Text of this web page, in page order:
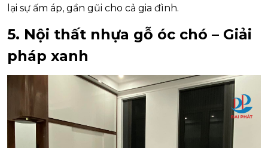
lại sự ấm áp, gần gũi cho cả gia đình.
5. Nội thất nhựa gỗ óc chó – Giải
pháp xanh